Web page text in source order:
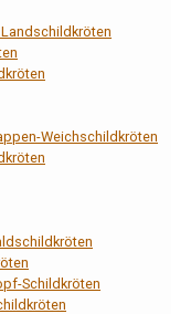
Weichschildkröten
Schildkröten